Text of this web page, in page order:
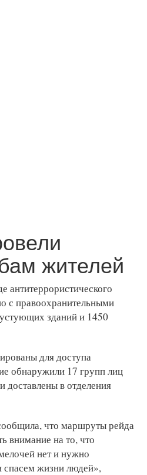
жителей
антитеррористического
с правоохранительными
зданий и 1450
для доступа
обнаружили 17 групп лиц
доставлены в отделения
что маршруты рейда
внимание на то, что
нет и нужно
спасем жизни людей»,